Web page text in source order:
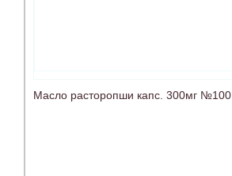
Масло расторопши капс. 300мг №100